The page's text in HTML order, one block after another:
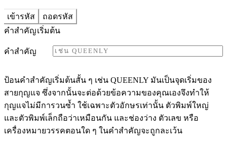
เข้ารหัส
ถอดรหัส
คำสำคัญเริ่มต้น
คำสำคัญ
ป้อนคำสำคัญเริ่มต้นสั้น ๆ เช่น QUEENLY มันเป็นจุดเริ่มของ
สายกุญแจ ซึ่งจากนั้นจะต่อด้วยข้อความของคุณเองจึงทำให้
กุญแจไม่มีการวนซ้ำ ใช้เฉพาะตัวอักษรเท่านั้น ตัวพิมพ์ใหญ่
และตัวพิมพ์เล็กถือว่าเหมือนกัน และช่องว่าง ตัวเลข หรือ
เครื่องหมายวรรคตอนใด ๆ ในคำสำคัญจะถูกละเว้น